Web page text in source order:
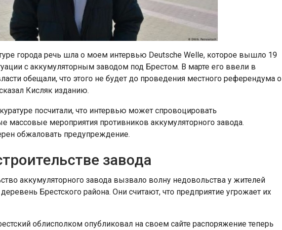
города речь шла о моем интервью Deutsche Welle, которое вышло 19
с аккумуляторным заводом под Брестом. В марте его ввели в
обещали, что этого не будет до проведения местного референдума о
Кисляк изданию.
посчитали, что интервью может спровоцировать
массовые мероприятия противников аккумуляторного завода.
обжаловать предупреждение.
завода
аккумуляторного завода вызвало волну недовольства у жителей
Брестского района. Они считают, что предприятие угрожает их
облисполком опубликовал на своем сайте распоряжение теперь